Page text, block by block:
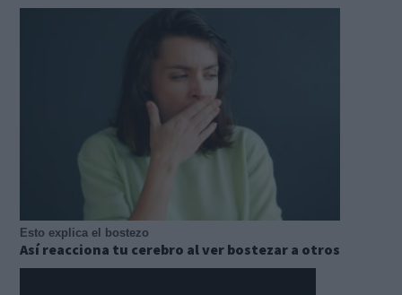
Esto explica el bostezo
Así reacciona tu cerebro al ver bostezar a otros